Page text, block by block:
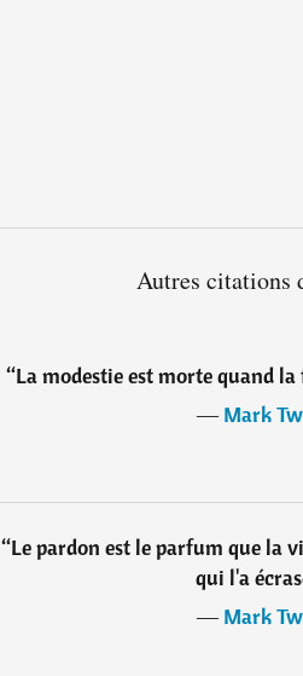
Autres citations
“La modestie est morte quand la
―Mark
“Le pardon est le parfum que la
qui l'a
―Mark